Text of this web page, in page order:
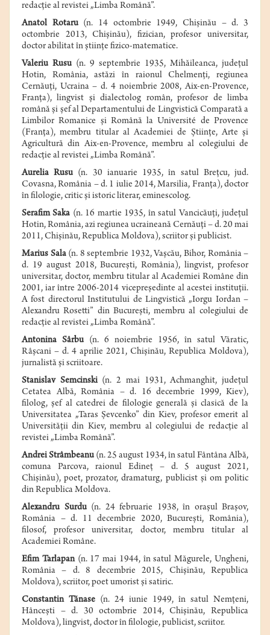
redacţie al revistei „Limba Română”.
Anatol Rotaru(n. 14 octombrie 1949, Chişinău –d.3
octombrie 2013, Chişinău), fizician, profesor universitar,
doctor abilitat în ştiinţe fizico-matematice.
Valeriu Rusu (n. 9 septembrie 1935, Mihăileanca, judeţul
Hotin, România, astăzi în raionul Chelmenţi,regiunea
Cernăuţi, Ucraina– d. 4 noiembrie 2008,Aix-en-Provence,
Franţa), lingvist şi dialectolog român, profesor de limba
română şi şef al Departamentului de Lingvistică Comparată a
Limbilor Romanice şi Română la Université de Provence
(Franţa), membru titular al Academiei de Ştiinţe, Arte şi
Agricultură din Aix-en-Provence, membru al colegiului de
redacţie al revistei „Limba Română”.
Aurelia Rusu (n. 30 ianuarie 1935, în satul Brețcu, jud.
Covasna, România – d. 1 iulie 2014, Marsilia, Franța), doctor
în filologie, critic și istoric literar, eminescolog.
Serafim Saka (n. 16 martie 1935, în satul Vancicăuţi, judeţul
Hotin, România, azi regiunea ucraineană Cernăuţi– d.20 mai
2011, Chişinău,Republica Moldova), scriitor şi publicist.
Marius Sala(n. 8 septembrie 1932, Vaşcău, Bihor, România–
d. 19 august 2018,Bucureşti, România), lingvist, profesor
universitar, doctor, membru titular al Academiei Române din
2001, iar între 2006-2014 vicepreşedinte al acestei instituţii.
A fost directorulInstitutului de Lingvistică „Iorgu Iordan –
Alexandru Rosetti” din Bucureşti, membru al colegiului de
redacţie al revistei „Limba Română”.
Antonina Sârbu (n. 6 noiembrie 1956, în satul Văratic,
Râşcani – d. 4 aprilie 2021, Chişinău, Republica Moldova),
jurnalistă şi scriitoare.
Stanislav Semcinski(n.2 mai 1931,Achmanghit,judeţul
Cetatea Albă, România – d. 16 decembrie 1999, Kiev),
filolog, şef al catedrei de filologie generală şi clasică de la
Universitatea „Taras Şevcenko” din Kiev, profesor emerit al
Universităţii din Kiev, membru al colegiului de redacţie al
revistei „Limba Română”.
Andrei Strâmbeanu (n.25 august 1934, în satul Fântâna Albă,
comuna
Parcova, raionul Edineţ – d. 5 august 2021,
Chişinău), poet, prozator, dramaturg, publicist şi om politic
dinRepublica Moldova.
Alexandru Surdu(n. 24 februarie 1938, în oraşul Braşov,
România – d. 11 decembrie 2020, Bucureşti, România),
filosof, profesor universitar, doctor, membru titular al
Academiei Române.
Efim Tarlapan(n. 17 mai 1944, în satul Măgurele, Ungheni,
România – d.8 decembrie 2015, Chişinău, Republica
Moldova), scriitor, poet umorist şi satiric.
Constantin Tănase (n. 24 iunie 1949, în satul Nemţeni,
Hânceşti
– d. 30 octombrie 2014, Chişinău, Republica
Moldova), lingvist, doctor în filologie, publicist, scriitor.